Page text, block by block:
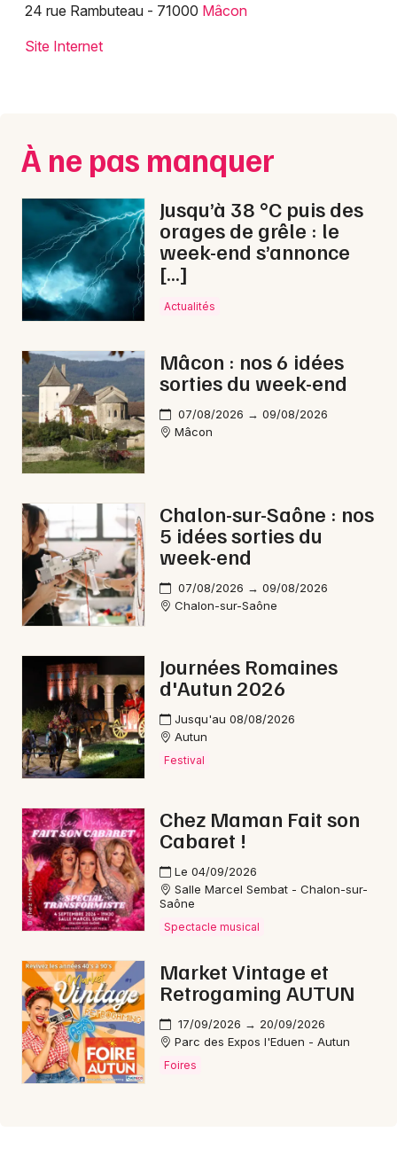
71 - Saône-et-Loire
Je m'abonne
24 rue Rambuteau - 71000 Mâcon
Site Internet
À ne pas manquer
Jusqu’à 38 °C puis des
orages de grêle : le
week-end s’annonce
[…]
Actualités
Mâcon : nos 6 idées
sorties du week-end
07/08/2026 → 09/08/2026
Mâcon
Chalon-sur-Saône : nos
5 idées sorties du
week-end
07/08/2026 → 09/08/2026
Chalon-sur-Saône
Journées Romaines
d'Autun 2026
Jusqu'au 08/08/2026
Autun
Festival
Chez Maman Fait son
Cabaret !
Le 04/09/2026
Salle Marcel Sembat - Chalon-sur-
Saône
Spectacle musical
Market Vintage et
Retrogaming AUTUN
17/09/2026 → 20/09/2026
Parc des Expos l'Eduen - Autun
Foires